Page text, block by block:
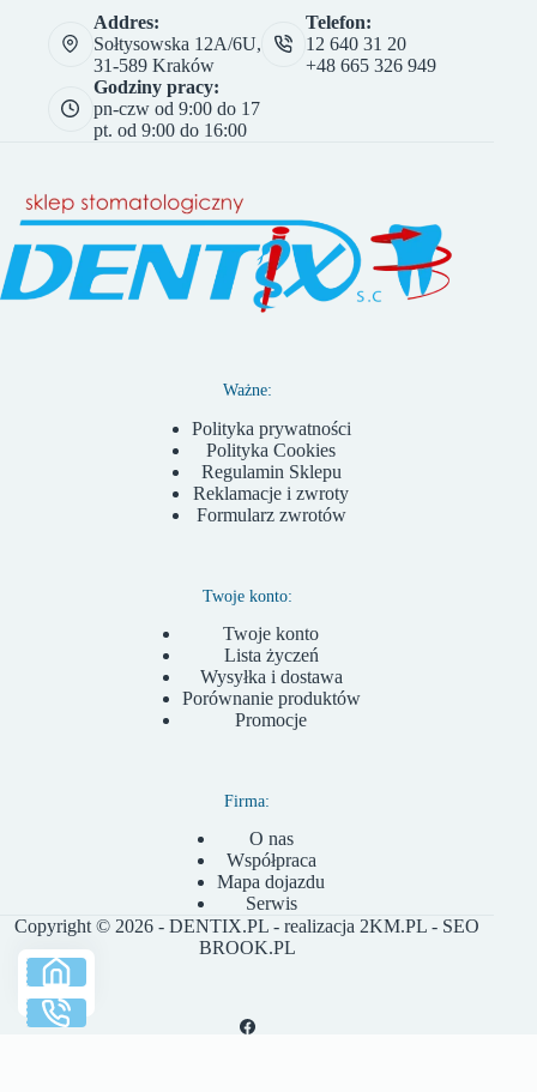
Addres:
Sołtysowska 12A/6U,
31-589 Kraków
Telefon:
12 640 31 20
+48 665 326 949
Godziny pracy:
pn-czw od 9:00 do 17
pt. od 9:00 do 16:00
Ważne:
Polityka prywatności
Polityka Cookies
Regulamin Sklepu
Reklamacje i zwroty
Formularz zwrotów
Twoje konto:
Twoje konto
Lista życzeń
Wysyłka i dostawa
Porównanie produktów
Promocje
Firma:
O nas
Współpraca
Mapa dojazdu
Serwis
Copyright © 2026 - DENTIX.PL - realizacja 2KM.PL - SEO
BROOK.PL